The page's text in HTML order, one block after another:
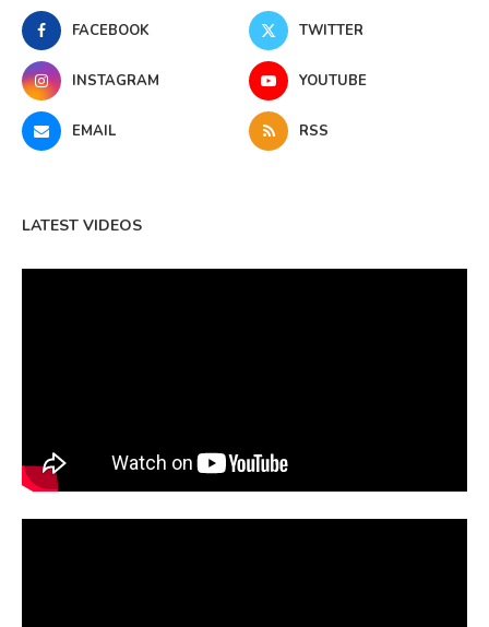
FACEBOOK TWITTER
INSTAGRAM YOUTUBE
EMAIL RSS
LATEST VIDEOS